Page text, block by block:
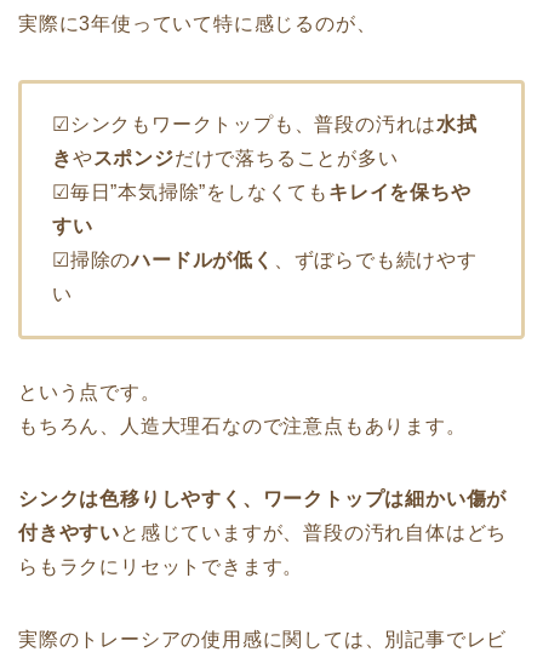
実際に3年使っていて特に感じるのが、
☑シンクもワークトップも、普段の汚れは水拭
きやスポンジだけで落ちることが多い
☑毎日”本気掃除”をしなくても キレイを保ちや
すい
☑掃除のハードルが低く
、ずぼらでも続けやす
い
という点です。
もちろん、人造大理石なので注意点もあります。
シンクは色移りしやすく、ワークトップは細かい傷が
付きやすいと感じていますが、普段の汚れ自体はどち
らもラクにリセットできます。
実際のトレーシアの使用感に関しては、別記事でレビ